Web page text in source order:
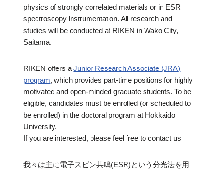
physics of strongly correlated materials or in ESR
spectroscopy instrumentation. All research and
studies will be conducted at RIKEN in Wako City,
Saitama.
RIKEN offers aJunior Research Associate (JRA)
program, which provides part-time positions for highly
motivated and open-minded graduate students. To be
eligible, candidates must be enrolled (or scheduled to
be enrolled) in the doctoral program at Hokkaido
University.
If you are interested, please feel free to contact us!
我々は主に電子スピン共鳴(ESR)という分光法を用